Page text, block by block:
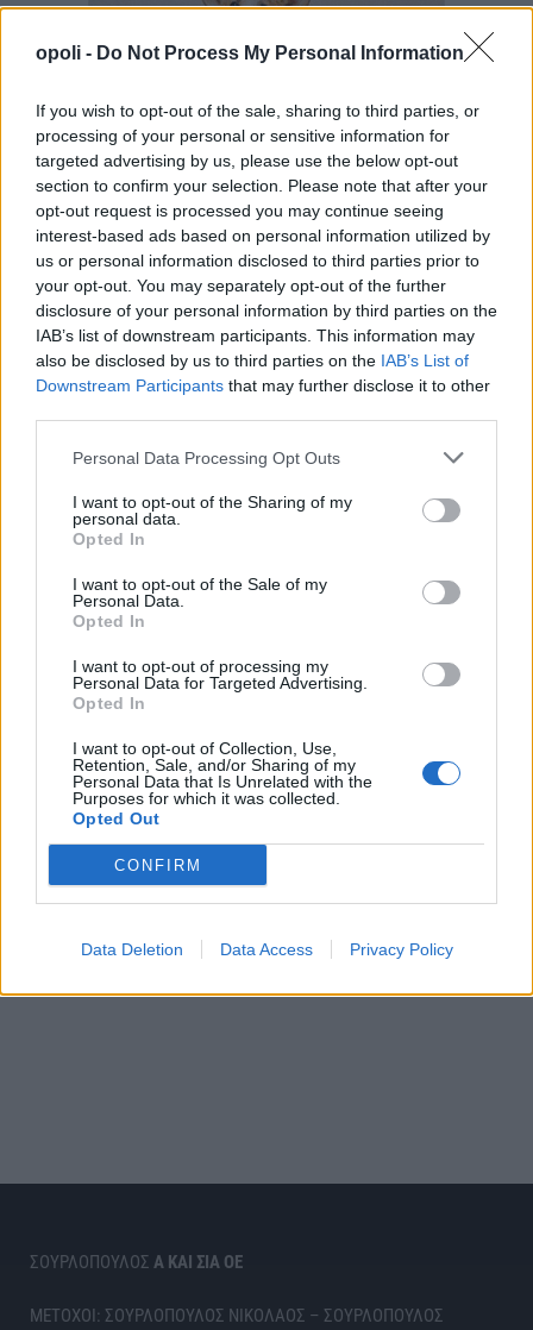
opoli - Do Not Process My Personal Information
If you wish to opt-out of the sale, sharing to third parties, or
processing of your personal or sensitive information for
targeted advertising by us, please use the below opt-out
section to confirm your selection. Please note that after your
opt-out request is processed you may continue seeing
interest-based ads based on personal information utilized by
us or personal information disclosed to third parties prior to
your opt-out. You may separately opt-out of the further
disclosure of your personal information by third parties on the
IAB’s list of downstream participants. This information may
also be disclosed by us to third parties on the IAB’s List of
Downstream Participants that may further disclose it to other
Personal Data Processing Opt Outs
I want to opt-out of the Sharing of my
personal data.
Opted In
I want to opt-out of the Sale of my
Personal Data.
Opted In
I want to opt-out of processing my
Personal Data for Targeted Advertising.
Opted In
I want to opt-out of Collection, Use,
Retention, Sale, and/or Sharing of my
Personal Data that Is Unrelated with the
Purposes for which it was collected.
Opted Out
CONFIRM
Data Deletion Data Access Privacy Policy
ΣΟΥΡΛΟΠΟΥΛΟΣ Α ΚΑΙ ΣΙΑ ΟΕ
ΜΕΤΟΧΟΙ: ΣΟΥΡΛΟΠΟΥΛΟΣ ΝΙΚΟΛΑΟΣ – ΣΟΥΡΛΟΠΟΥΛΟΣ